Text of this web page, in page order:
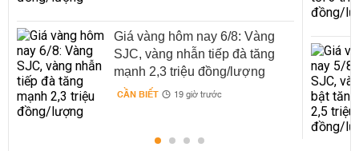
Giá vàng hôm nay 6/8: Vàng
SJC, vàng nhẫn tiếp đà tăng
mạnh 2,3 triệu đồng/lượng
CẦN BIẾT 19 giờ trước